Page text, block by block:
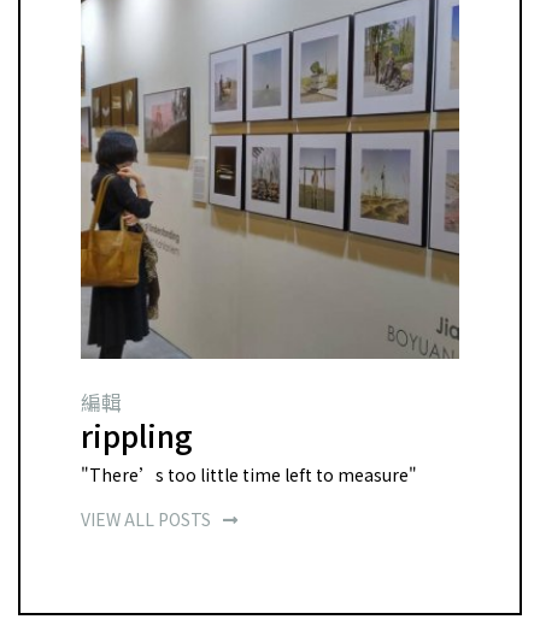
編輯
rippling
"There’s too little time left to measure"
VIEW ALL POSTS